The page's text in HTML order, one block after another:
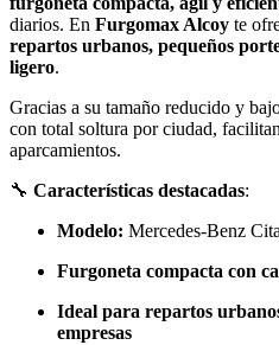
diarios. En Furgomax Alcoy te
repartos urbanos, pequeños
ligero.
Gracias a su tamaño reducido y
con total soltura por ciudad,
aparcamientos.
🔧 Características destacadas:
Modelo: Mercedes-Benz
Furgoneta compacta con
Ideal para repartos
empresas